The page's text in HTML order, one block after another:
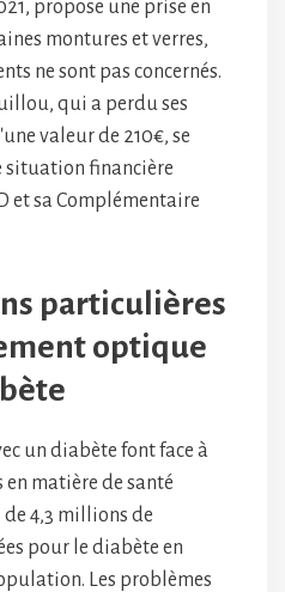
propose une prise en
montures et verres,
ne sont pas concernés.
qui a perdu ses
valeur de 210€, se
situation financière
et sa Complémentaire
particulières
optique
un diabète font face à
matière de santé
de 4,3 millions de
pour le diabète en
Les problèmes